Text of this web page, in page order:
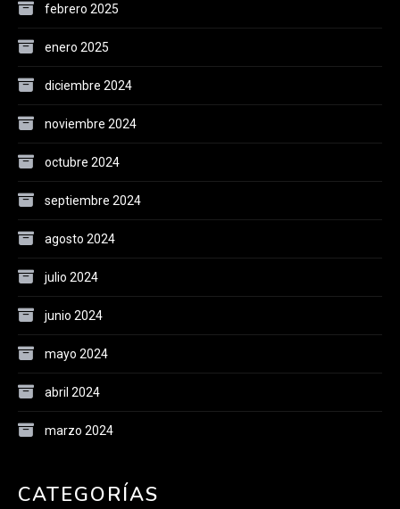
febrero 2025
enero 2025
diciembre 2024
noviembre 2024
octubre 2024
septiembre 2024
agosto 2024
julio 2024
junio 2024
mayo 2024
abril 2024
marzo 2024
CATEGORÍAS